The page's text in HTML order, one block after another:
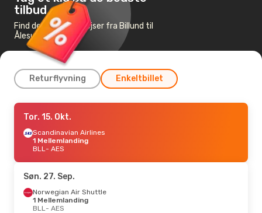
tilbud
Find de billigste flyrejser fra Billund til
Ålesund
Returflyvning Enkeltbillet
Ons. 30. Sep.
Wideroe1 Mellemlanding
BLL- AES
Wideroe1 Mellemlanding
Wideroe1 Mellemlanding
BLL- AES
Tor. 15. Okt.
Scandinavian Airlines
1 Mellemlanding
BLL- AES
Søn. 27. Sep.
Norwegian Air Shuttle
1 Mellemlanding
BLL- AES